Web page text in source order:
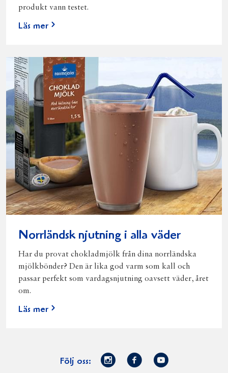
produkt vann testet.
Läs mer
Norrländsk njutning i alla väder
Har du provat chokladmjölk från dina norrländska
mjölkbönder? Den är lika god varm som kall och
passar perfekt som vardagsnjutning oavsett väder, året
om.
Läs mer
Följ oss:
Norrmejerier
Facebook
Youtube